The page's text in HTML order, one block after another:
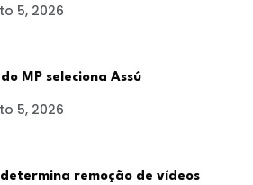
5, 2026
MP seleciona Assú
5, 2026
determina remoção de vídeos